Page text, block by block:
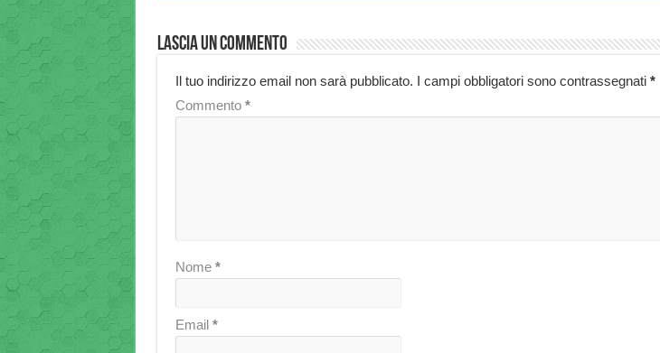
Lascia un commento
Il tuo indirizzo email non sarà pubblicato. I campi obbligatori sono contrassegnati *
Commento *
Nome *
Email *